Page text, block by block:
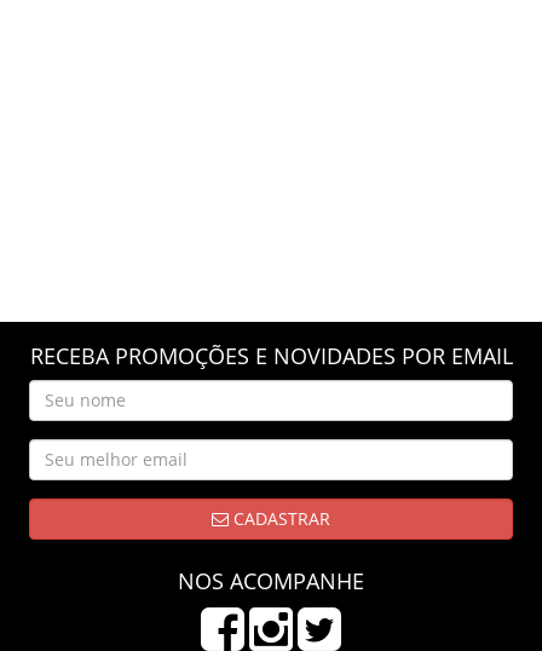
RECEBA PROMOÇÕES E NOVIDADES POR EMAIL
CADASTRAR
NOS ACOMPANHE